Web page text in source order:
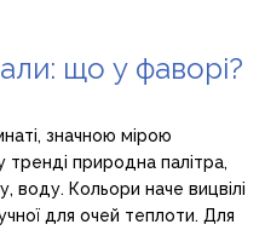
що у фаворі?
значною мірою
природна палітра,
воду. Кольори наче вицвілі
для очей теплоти. Для